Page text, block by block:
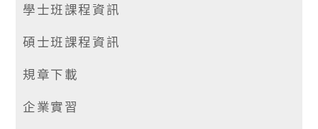
學士班課程資訊
碩士班課程資訊
規章下載
企業實習